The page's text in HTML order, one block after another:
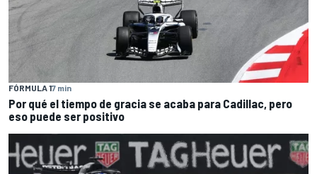
FÓRMULA 17 min
Por qué el tiempo de gracia se acaba para Cadillac, pero
eso puede ser positivo